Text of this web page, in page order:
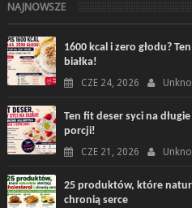
NAJNOWSZE
1600 kcal i zero głodu?
białka!
CZE 24, 2026
Ten fit deser syci na
porcji!
CZE 21, 2026
25 produktów, które
chronią serce